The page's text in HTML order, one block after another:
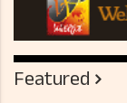
Featured